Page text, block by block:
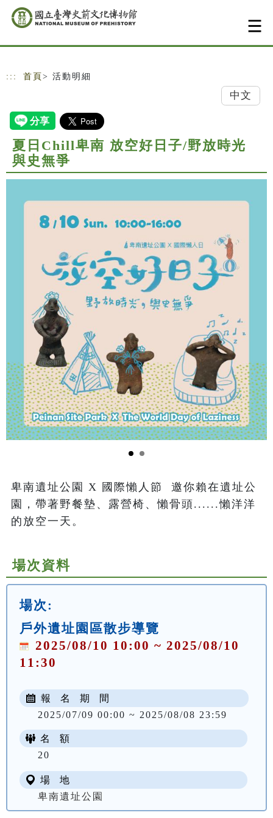
跳到主要內容
網站導覽
::: 首頁 > 活動明細
中文
夏日Chill卑南 放空好日子/野放時光
與史無爭
卑南遺址公園 X 國際懶人節  邀你賴在遺址公
園，帶著野餐墊、露營椅、懶骨頭......懶洋洋
的放空一天。
場次資料
場次:
戶外遺址園區散步導覽
2025/08/10 10:00 ~ 2025/08/10
11:30
報 名 期 間
2025/07/09 00:00 ~ 2025/08/08 23:59
名 額
20
場 地
卑南遺址公園